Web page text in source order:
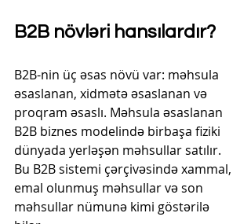
B2B növləri hansılardır?
B2B-nin üç əsas növü var: məhsula
əsaslanan, xidmətə əsaslanan və
proqram əsaslı. Məhsula əsaslanan
B2B biznes modelində birbaşa fiziki
dünyada yerləşən məhsullar satılır.
Bu B2B sistemi çərçivəsində xammal,
emal olunmuş məhsullar və son
məhsullar nümunə kimi göstərilə